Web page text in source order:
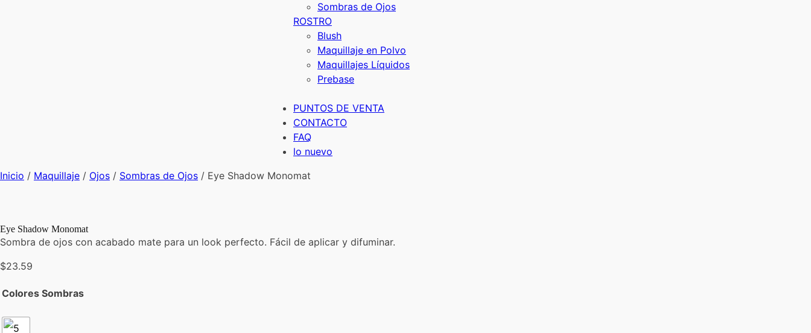
Sombras de Ojos
ROSTRO
Blush
Maquillaje en Polvo
Maquillajes Líquidos
Prebase
PUNTOS DE VENTA
CONTACTO
FAQ
lo nuevo
Inicio / Maquillaje / Ojos / Sombras de Ojos / Eye Shadow Monomat
Eye Shadow Monomat
Sombra de ojos con acabado mate para un look perfecto. Fácil de aplicar y difuminar.
$23.59
Colores Sombras